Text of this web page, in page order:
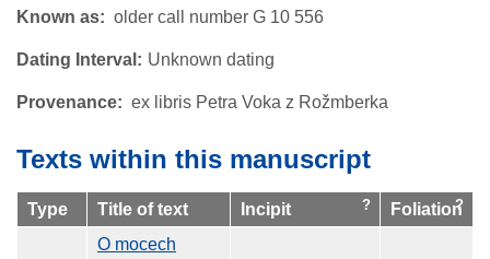
Known as older call number G 10 556
Dating Interval Unknown dating
Provenance ex libris Petra Voka z Rožmberka
Texts within this manuscript
Type Title of text Incipit Foliation
O mocech